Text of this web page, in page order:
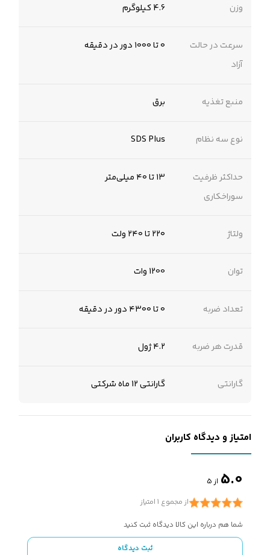
وزن 4.6 کیلوگرم
سرعت در حالت
آزاد
۰ تا ۱۰۰۰ دور در دقیقه
منبع تغذیه برق
نوع سه نظام SDS Plus
حداکثر ظرفیت
سوراخکاری
۱۳ تا ۴۰ میلی‌متر
ولتاژ ۲۲۰ تا ۲۴۰ ولت
توان 1200 وات
تعداد ضربه ۰ تا ۴۳۰۰ دور در دقیقه
قدرت هر ضربه ۴.۲ ژول
گارانتی گارانتی 12 ماه شرکتی
امتیاز و دیدگاه کاربران
5.0 از 5
از مجموع 1 امتیاز
شما هم درباره این کالا دیدگاه ثبت کنید
ثبت دیدگاه